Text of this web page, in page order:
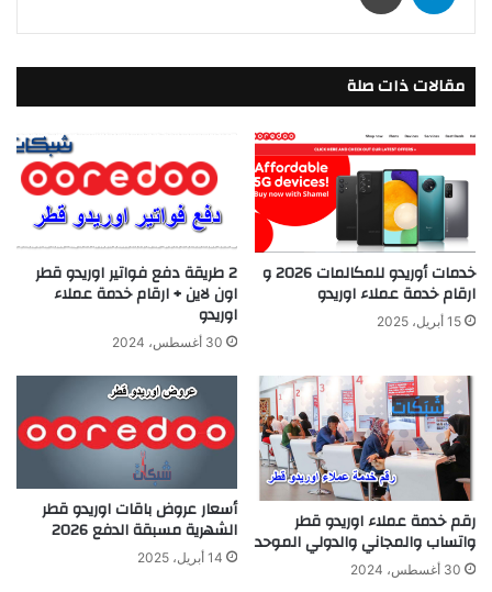
مقالات ذات صلة
خدمات أوريدو للمكالمات 2026 و
ارقام خدمة عملاء اوريدو
15 أبريل، 2025
2 طريقة دفع فواتير اوريدو قطر
اون لاين + ارقام خدمة عملاء
اوريدو
30 أغسطس، 2024
رقم خدمة عملاء اوريدو قطر
واتساب والمجاني والدولي الموحد
30 أغسطس، 2024
أسعار عروض باقات اوريدو قطر
الشهرية مسبقة الدفع 2026
14 أبريل، 2025